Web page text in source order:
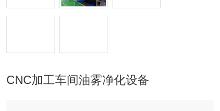
CNC加工车间油雾净化设备